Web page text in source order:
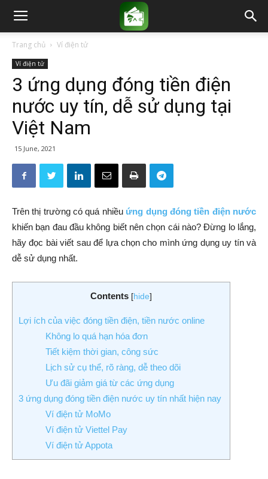
Trang chủ Ví điện tử
Ví điện tử
3 ứng dụng đóng tiền điện
nước uy tín, dễ sử dụng tại
Việt Nam
15 June, 2021
Trên thị trường có quá nhiều ứng dụng đóng tiền điện nước
khiến bạn đau đầu không biết nên chọn cái nào? Đừng lo lắng,
hãy đọc bài viết sau để lựa chọn cho mình ứng dụng uy tín và
dễ sử dụng nhất.
Contents [hide]
Lợi ích của việc đóng tiền điện, tiền nước online
Không lo quá hạn hóa đơn
Tiết kiệm thời gian, công sức
Lịch sử cụ thể, rõ ràng, dễ theo dõi
Ưu đãi giảm giá từ các ứng dụng
3 ứng dụng đóng tiền điện nước uy tín nhất hiện nay
Ví điện tử MoMo
Ví điện tử Viettel Pay
Ví điện tử Appota